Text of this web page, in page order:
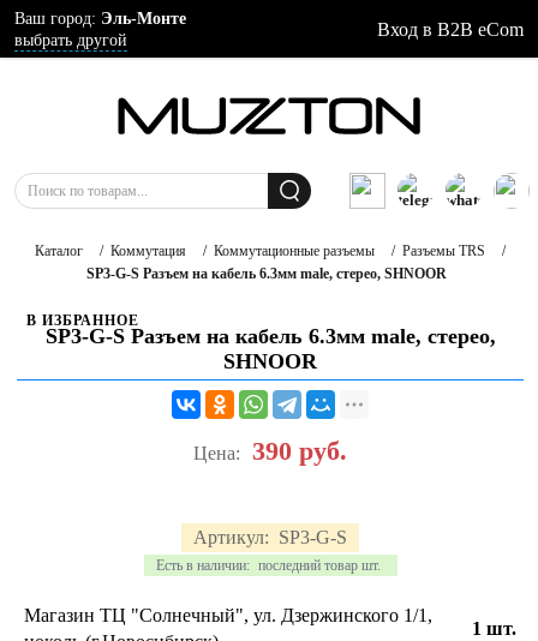
Ваш город: Эль-Монте
выбрать другой
Вход в B2B eCom
Каталог / Коммутация / Коммутационные разъемы / Разъемы TRS
/
SP3-G-S Разъем на кабель 6.3мм male, стерео, SHNOOR
В ИЗБРАННОЕ
SP3-G-S Разъем на кабель 6.3мм male, стерео,
SHNOOR
Артикул: SP3-G-S
Есть в наличии: последний товар шт.
Цена: 390 руб.
Магазин ТЦ "Солнечный", ул. Дзержинского 1/1,
1 шт.